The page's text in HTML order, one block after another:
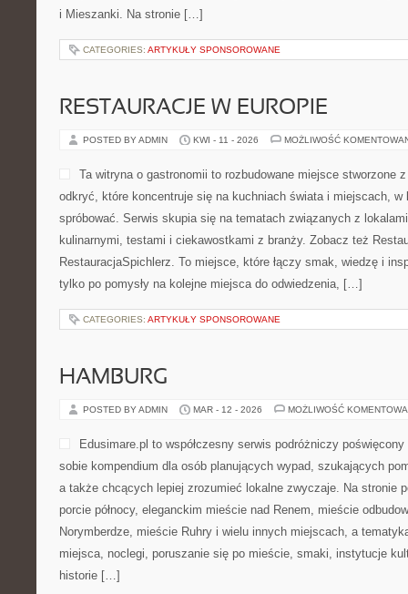
i Mieszanki. Na stronie […]
CATEGORIES: ARTYKUŁY SPONSOROWANE
RESTAURACJE W EUROPIE
POSTED BY ADMIN KWI - 11 - 2026 MOŻLIWOŚĆ
Ta witryna o gastronomii to rozbudowane miejsce stworzone
odkryć, które koncentruje się na kuchniach świata i miejscach, w
spróbować. Serwis skupia się na tematach związanych z
kulinarnymi, testami i ciekawostkami z branży. Zobacz też
RestauracjaSpichlerz. To miejsce, które łączy smak, wiedzę i
tylko po pomysły na kolejne miejsca do odwiedzenia, […]
CATEGORIES: ARTYKUŁY SPONSOROWANE
HAMBURG
POSTED BY ADMIN MAR - 12 - 2026 MOŻLIWOŚĆ
Edusimare.pl to współczesny serwis podróżniczy
sobie kompendium dla osób planujących wypad, szukających
a także chcących lepiej zrozumieć lokalne zwyczaje. Na stronie
porcie północy, eleganckim mieście nad Renem, mieście
Norymberdze, mieście Ruhry i wielu innych miejscach, a
miejsca, noclegi, poruszanie się po mieście, smaki, instytucje
historie […]